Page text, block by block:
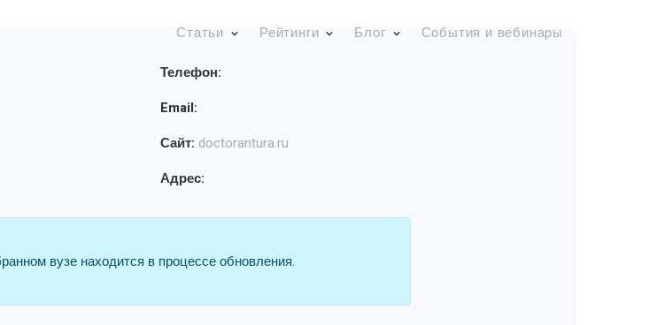
Статьи Рейтинги Блог События и вебинары
Телефон:
Email:
Сайт: doctorantura.ru
Адрес:
вузе находится в процессе обновления.